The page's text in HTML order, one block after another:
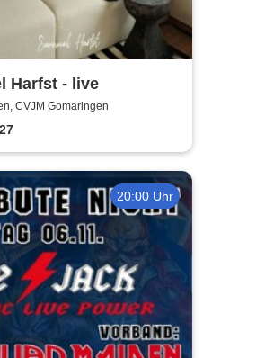
Harfst - live
CVJM Gomaringen
20:00 Uhr